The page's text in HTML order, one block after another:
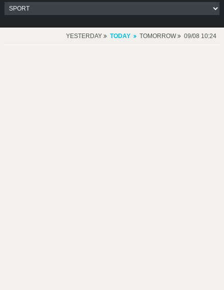
YESTERDAY TODAY TOMORROW 09/08 10:24